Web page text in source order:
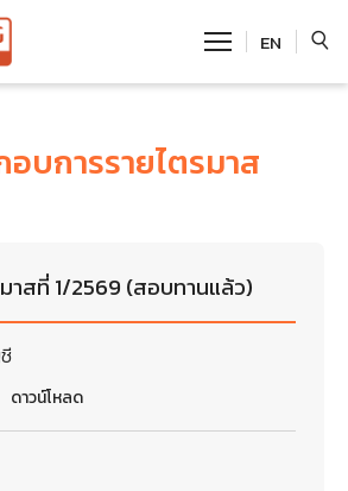
EN
อบการรายไตรมาส
าสที่ 1/2569 (สอบทานแล้ว)
ดาวน์โหลด